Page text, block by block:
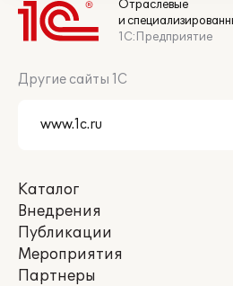
Отраслевые
и
1С:Предприятие
Другие сайты 1С
Каталог
Внедрения
Публикации
Мероприятия
Партнеры